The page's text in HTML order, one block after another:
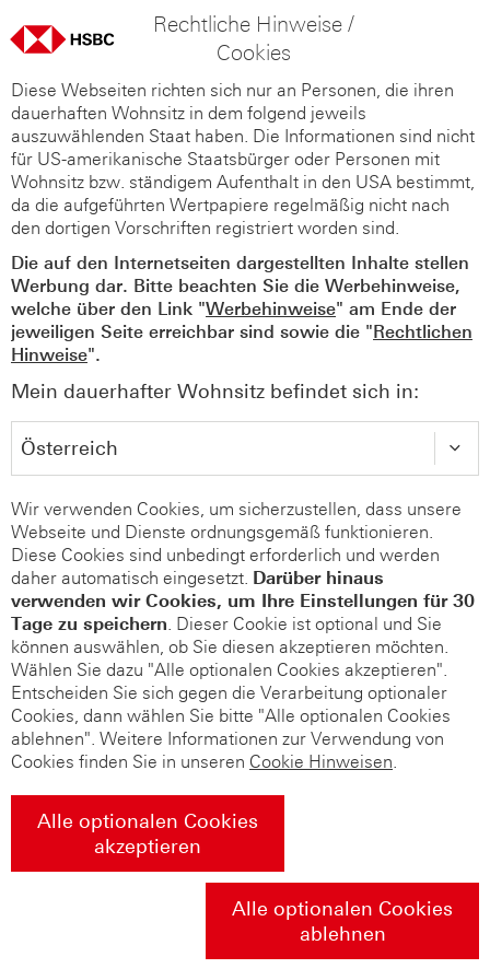
Rechtliche Hinweise /
Cookies
Diese Webseiten richten sich nur an Personen, die ihren
dauerhaften Wohnsitz in dem folgend jeweils
auszuwählenden Staat haben. Die Informationen sind nicht
für US-amerikanische Staatsbürger oder Personen mit
Wohnsitz bzw. ständigem Aufenthalt in den USA bestimmt,
da die aufgeführten Wertpapiere regelmäßig nicht nach
den dortigen Vorschriften registriert worden sind.
Die auf den Internetseiten dargestellten Inhalte stellen
Werbung dar. Bitte beachten Sie die Werbehinweise,
welche über den Link "Werbehinweise" am Ende der
jeweiligen Seite erreichbar sind sowie die "Rechtlichen
Hinweise".
Mein dauerhafter Wohnsitz befindet sich in:
Wir verwenden Cookies, um sicherzustellen, dass unsere
Webseite und Dienste ordnungsgemäß funktionieren.
Diese Cookies sind unbedingt erforderlich und werden
daher automatisch eingesetzt. Darüber hinaus
verwenden wir Cookies, um Ihre Einstellungen für 30
Tage zu speichern. Dieser Cookie ist optional und Sie
können auswählen, ob Sie diesen akzeptieren möchten.
Wählen Sie dazu "Alle optionalen Cookies akzeptieren".
Entscheiden Sie sich gegen die Verarbeitung optionaler
Cookies, dann wählen Sie bitte "Alle optionalen Cookies
ablehnen". Weitere Informationen zur Verwendung von
Cookies finden Sie in unseren Cookie Hinweisen.
Alle optionalen Cookies
akzeptieren
Alle optionalen Cookies
ablehnen